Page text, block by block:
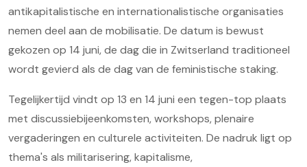
antikapitalistische en internationalistische organisaties
nemen deel aan de mobilisatie. De datum is bewust
gekozen op 14 juni, de dag die in Zwitserland traditioneel
wordt gevierd als de dag van de feministische staking.
Tegelijkertijd vindt op 13 en 14 juni een tegen-top plaats
met discussiebijeenkomsten, workshops, plenaire
vergaderingen en culturele activiteiten. De nadruk ligt op
thema's als militarisering, kapitalisme,